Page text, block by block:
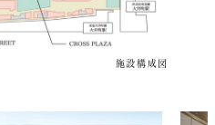
施設構成図